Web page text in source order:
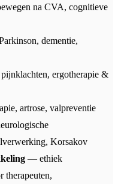
na CVA, cognitieve
dementie,
ergotherapie &
artrose, valpreventie
Korsakov
— ethiek
therapeuten,